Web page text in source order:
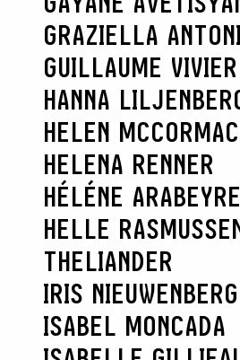
GRAZIELLA
GUILLAUME VIVIER
HANNA
HELEN
HELENA RENNER
HÉLÉNE ARABEYRE
HELLE
THELIANDER
IRIS NIEUWENBERG
ISABEL MONCADA